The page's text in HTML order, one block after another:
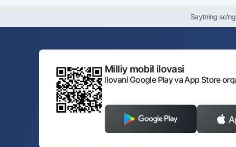
Saytning
Milliy mobil ilovasi
Ilovani Google Play va App Store